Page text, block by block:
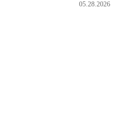
05.28.2026